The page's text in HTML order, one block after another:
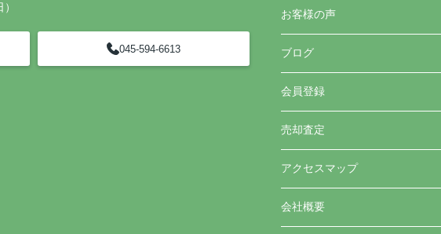
045-594-6613
お客様の声
ブログ
会員登録
売却査定
アクセスマップ
会社概要